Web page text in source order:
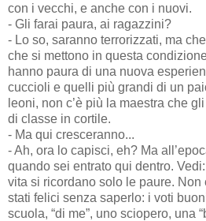
con i vecchi, e anche con i nuovi.
- Gli farai paura, ai ragazzini?
- Lo so, saranno terrorizzati, ma
che si mettono in questa
hanno paura di una nuova
cuccioli e quelli più grandi di un
leoni, non c’è più la maestra che
di classe in cortile.
- Ma qui cresceranno...
- Ah, ora lo capisci, eh? Ma
quando sei entrato qui dentro.
vita si ricordano solo le paure. Non
stati felici senza saperlo: i voti
scuola, “di me”, uno sciopero, una